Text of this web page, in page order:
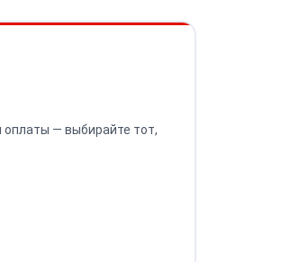
— выбирайте тот,